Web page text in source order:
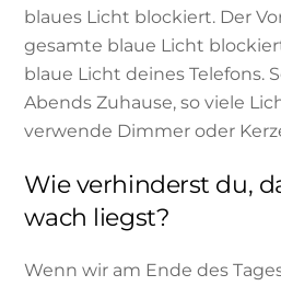
blaues Licht blockiert. Der
gesamte blaue Licht
blaue Licht deines Telefons.
Abends Zuhause, so viele
verwende Dimmer oder
Wie verhinderst du,
wach liegst?
Wenn wir am Ende des